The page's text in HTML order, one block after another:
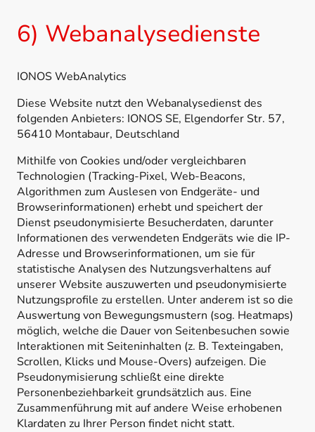
6) Webanalysedienste
IONOS WebAnalytics
Diese Website nutzt den Webanalysedienst des
folgenden Anbieters: IONOS SE, Elgendorfer Str. 57,
56410 Montabaur, Deutschland
Mithilfe von Cookies und/oder vergleichbaren
Technologien (Tracking-Pixel, Web-Beacons,
Algorithmen zum Auslesen von Endgeräte- und
Browserinformationen) erhebt und speichert der
Dienst pseudonymisierte Besucherdaten, darunter
Informationen des verwendeten Endgeräts wie die IP-
Adresse und Browserinformationen, um sie für
statistische Analysen des Nutzungsverhaltens auf
unserer Website auszuwerten und pseudonymisierte
Nutzungsprofile zu erstellen. Unter anderem ist so die
Auswertung von Bewegungsmustern (sog. Heatmaps)
möglich, welche die Dauer von Seitenbesuchen sowie
Interaktionen mit Seiteninhalten (z. B. Texteingaben,
Scrollen, Klicks und Mouse-Overs) aufzeigen. Die
Pseudonymisierung schließt eine direkte
Personenbeziehbarkeit grundsätzlich aus. Eine
Zusammenführung mit auf andere Weise erhobenen
Klardaten zu Ihrer Person findet nicht statt.